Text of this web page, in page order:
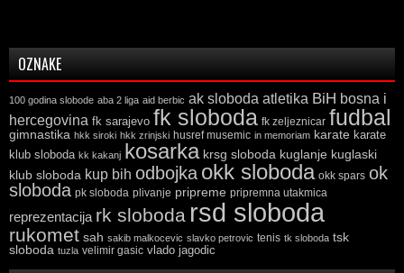
OZNAKE
100 godina slobode aba 2 liga aid berbic ak sloboda atletika BiH bosna i
hercegovina fk sarajevo fk sloboda fk zeljeznicar fudbal
gimnastika hkk siroki hkk zrinjski husref musemic in memoriam karate karate
klub sloboda kk kakanj kosarka krsg sloboda kuglanje kuglaski
klub sloboda kup bih odbojka okk sloboda okk spars ok
sloboda pk sloboda plivanje pripreme pripremna utakmica
reprezentacija rk sloboda rsd sloboda
rukomet sah sakib malkocevic slavko petrovic tenis tk sloboda tsk
sloboda tuzla velimir gasic vlado jagodic